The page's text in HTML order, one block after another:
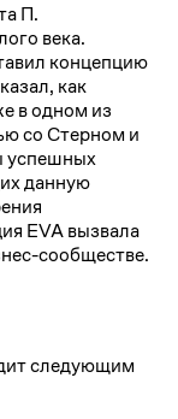
П.
века.
концепцию
как
в одном из
со Стерном и
успешных
данную
EVA вызвала
сообществе.
следующим